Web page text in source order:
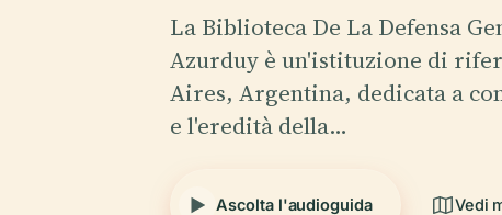
La Biblioteca De La Defensa
Azurduy è un'istituzione di
Aires, Argentina, dedicata a
e l'eredità della…
Ascolta l'audioguida Vedi